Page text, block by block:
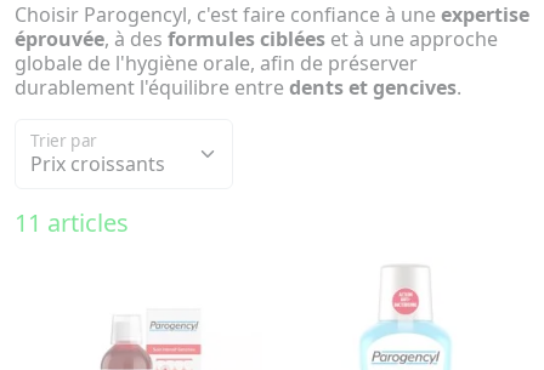
Choisir Parogencyl, c'est faire confiance à une expertise
éprouvée, à des formules ciblées et à une approche
globale de l'hygiène orale, afin de préserver
durablement l'équilibre entre dents et gencives.
Trier par
11 articles